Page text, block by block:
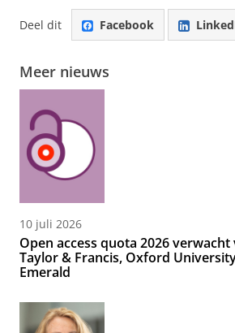
Deel dit Facebook
Meer nieuws
10 juli 2026
Open access quota 2026
Taylor & Francis, Oxford
Emerald